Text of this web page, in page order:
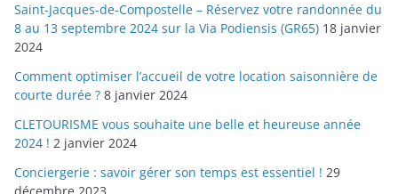
Saint-Jacques-de-Compostelle – Réservez votre randonnée du
8 au 13 septembre 2024 sur la Via Podiensis (GR65) 18 janvier
2024
Comment optimiser l’accueil de votre location saisonnière de
courte durée ? 8 janvier 2024
CLETOURISME vous souhaite une belle et heureuse année
2024 ! 2 janvier 2024
Conciergerie : savoir gérer son temps est essentiel ! 29